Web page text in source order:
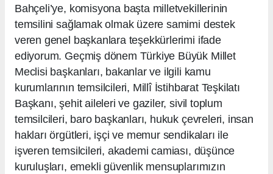
Bahçeli’ye, komisyona başta milletvekillerinin
temsilini sağlamak olmak üzere samimi destek
veren genel başkanlara teşekkürlerimi ifade
ediyorum. Geçmiş dönem Türkiye Büyük Millet
Meclisi başkanları, bakanlar ve ilgili kamu
kurumlarının temsilcileri, Millî İstihbarat Teşkilatı
Başkanı, şehit aileleri ve gaziler, sivil toplum
temsilcileri, baro başkanları, hukuk çevreleri, insan
hakları örgütleri, işçi ve memur sendikaları ile
işveren temsilcileri, akademi camiası, düşünce
kuruluşları, emekli güvenlik mensuplarımızın